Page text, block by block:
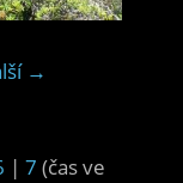
→
| 7 (čas ve